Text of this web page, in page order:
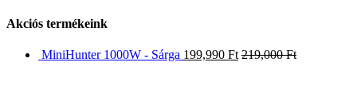
Akciós termékeink
MiniHunter 1000W - Sárga 199,990 Ft 219,000Ft